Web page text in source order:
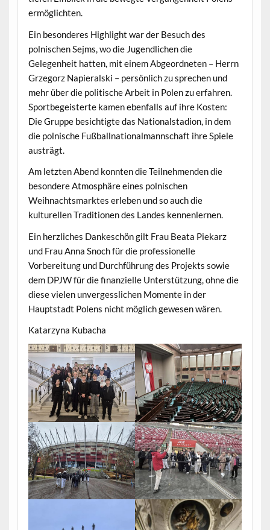
ermöglichten.
Ein besonderes Highlight war der Besuch des
polnischen Sejms, wo die Jugendlichen die
Gelegenheit hatten, mit einem Abgeordneten – Herrn
Grzegorz Napieralski – persönlich zu sprechen und
mehr über die politische Arbeit in Polen zu erfahren.
Sportbegeisterte kamen ebenfalls auf ihre Kosten:
Die Gruppe besichtigte das Nationalstadion, in dem
die polnische Fußballnationalmannschaft ihre Spiele
austrägt.
Am letzten Abend konnten die Teilnehmenden die
besondere Atmosphäre eines polnischen
Weihnachtsmarktes erleben und so auch die
kulturellen Traditionen des Landes kennenlernen.
Ein herzliches Dankeschön gilt Frau Beata Piekarz
und Frau Anna Snoch für die professionelle
Vorbereitung und Durchführung des Projekts sowie
dem DPJW für die finanzielle Unterstützung, ohne die
diese vielen unvergesslichen Momente in der
Hauptstadt Polens nicht möglich gewesen wären.
Katarzyna Kubacha